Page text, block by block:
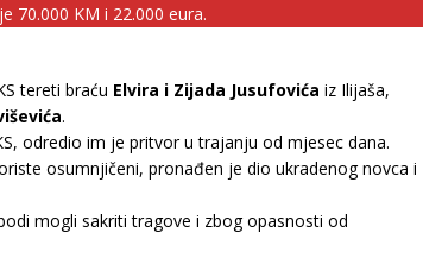
70.000 KM i 22.000 eura.
tereti braću Elvira i Zijada Jusufovića iz Ilijaša,
.
odredio im je pritvor u trajanju od mjesec dana.
osumnjičeni, pronađen je dio ukradenog novca i
mogli sakriti tragove i zbog opasnosti od